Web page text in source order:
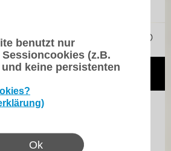
benutzt nur
(z.B.
keine persistenten
Ok
wichtigsten Saurier der
Bildqualität! Für die
Verbreitung, Größe und